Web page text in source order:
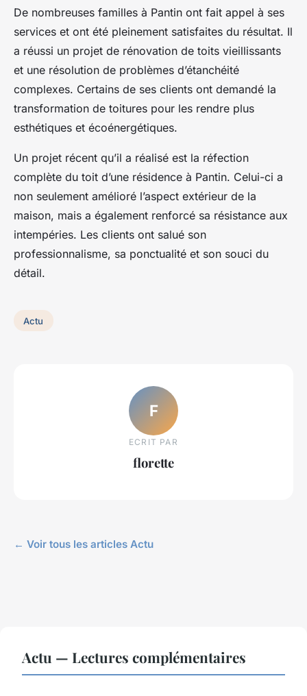
De nombreuses familles à Pantin ont fait appel à ses
services et ont été pleinement satisfaites du résultat. Il
a réussi un projet de rénovation de toits vieillissants
et une résolution de problèmes d’étanchéité
complexes. Certains de ses clients ont demandé la
transformation de toitures pour les rendre plus
esthétiques et écoénergétiques.
Un projet récent qu’il a réalisé est la réfection
complète du toit d’une résidence à Pantin. Celui-ci a
non seulement amélioré l’aspect extérieur de la
maison, mais a également renforcé sa résistance aux
intempéries. Les clients ont salué son
professionnalisme, sa ponctualité et son souci du
détail.
Actu
F
ECRIT PAR
florette
← Voir tous les articles Actu
Actu — Lectures complémentaires